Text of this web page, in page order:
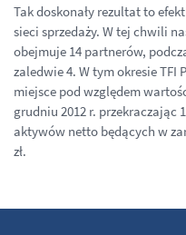
Tak doskonały rezultat to
sieci sprzedaży. W tej chwili
obejmuje 14 partnerów,
zaledwie 4. W tym okresie TFI
miejsce pod względem
grudniu 2012 r. przekraczając
aktywów netto będących w
zł.